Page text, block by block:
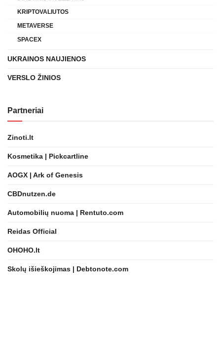
KRIPTOVALIUTOS
METAVERSE
SPACEX
UKRAINOS NAUJIENOS
VERSLO ŽINIOS
Partneriai
Zinoti.lt
Kosmetika | Pickcartline
AOGX | Ark of Genesis
CBDnutzen.de
Automobilių nuoma | Rentuto.com
Reidas Official
OHOHO.lt
Skolų išieškojimas | Debtonote.com